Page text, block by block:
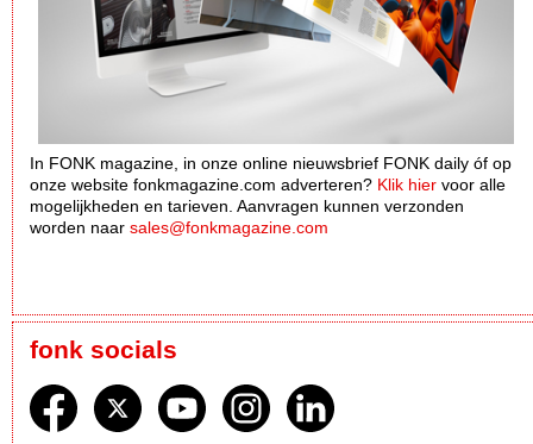
In FONK magazine, in onze online nieuwsbrief FONK daily óf op
onze website fonkmagazine.com adverteren? Klik hier voor alle
mogelijkheden en tarieven. Aanvragen kunnen verzonden
worden naar sales@fonkmagazine.com
fonk socials